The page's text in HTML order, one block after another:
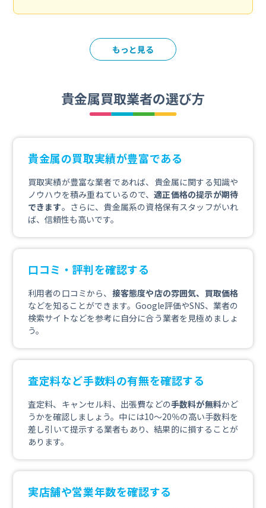
もっと見る
貴金属買取業者の選び方
貴金属の買取実績が豊富である
買取実績が豊富な業者であれば、貴金属に関する知識や
ノウハウを積み重ねているので、適正価格の提示が期待
できます。さらに、貴金属系の資格保有スタッフがいれ
ば、信頼性も高いです。
口コミ・評判を確認する
利用者の口コミから、 接客態度や店の雰囲気、買取価格
などを知ることができます。Google評価やSNS、業者の
検索サイトなどを参考に自分に合う業者を見極めましょ
う。
査定料など手数料の有無を確認する
査定料、キャンセル料、出張費などの手数料が無料かど
うかを確認しましょう。中には10〜20％の高い手数料を
差し引いて提示する業者もあり、結果的に損することが
あります。
実店舗や営業年数を確認する